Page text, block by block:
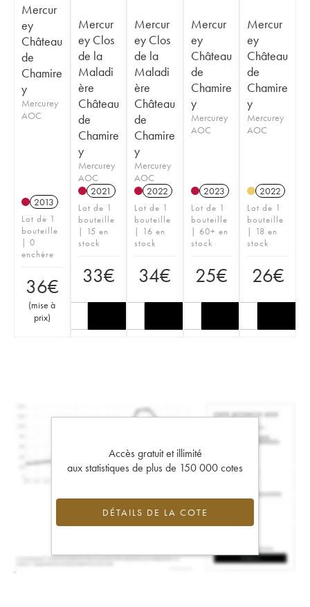
Mercur
ey
Château
de
Chamire
y
Mercurey
AOC
2013
Lot de 1
bouteille
| 0
enchère
36€
(mise à
prix)
Mercur
ey Clos
de la
Maladi
ère
Château
de
Chamire
y
Mercurey
AOC
2021
Lot de 1
bouteille
| 15 en
stock
33€
Mercur
ey Clos
de la
Maladi
ère
Château
de
Chamire
y
Mercurey
AOC
2022
Lot de 1
bouteille
| 16 en
stock
34€
Mercur
ey
Château
de
Chamire
y
Mercurey
AOC
2023
Lot de 1
bouteille
| 60+ en
stock
25€
Mercur
ey
Château
de
Chamire
y
Mercurey
AOC
2022
Lot de 1
bouteille
| 18 en
stock
26€
Accès gratuit et illimité
aux statistiques de plus de 150 000 cotes
DÉTAILS DE LA COTE